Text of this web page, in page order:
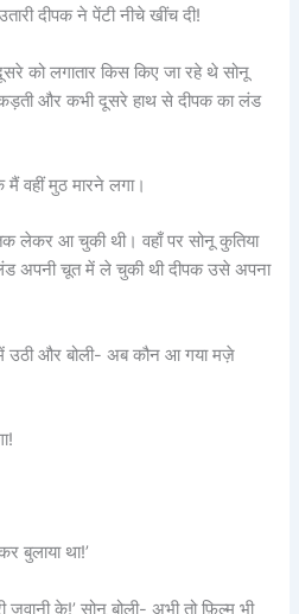
दीपक ने पेंटी नीचे खींच दी!
को लगातार किस किए जा रहे थे सोनू
और कभी दूसरे हाथ से दीपक का लंड
वहीं मुठ मारने लगा।
लेकर आ चुकी थी। वहाँ पर सोनू कुतिया
अपनी चूत में ले चुकी थी दीपक उसे अपना
उठी और बोली- अब कौन आ गया मज़े
बुलाया था!’
के!’ सोनू बोली- अभी तो फ़िल्म भी